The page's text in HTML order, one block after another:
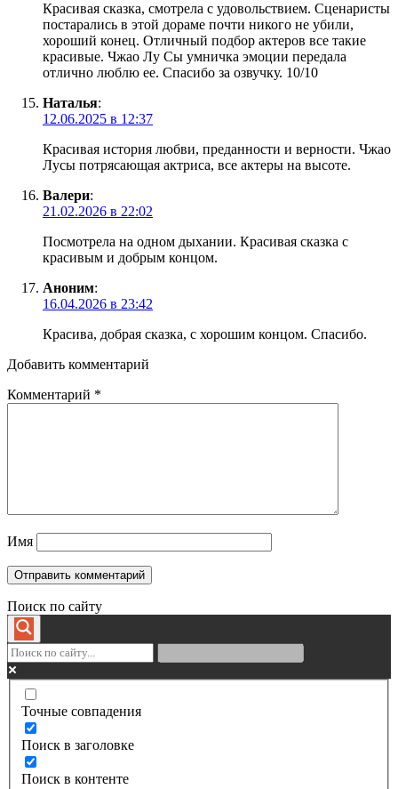
Красивая сказка, смотрела с удовольствием. Сценаристы
постарались в этой дораме почти никого не убили,
хороший конец. Отличный подбор актеров все такие
красивые. Чжао Лу Сы умничка эмоции передала
отлично люблю ее. Спасибо за озвучку. 10/10
Наталья:
12.06.2025 в 12:37
Красивая история любви, преданности и верности. Чжао
Лусы потрясающая актриса, все актеры на высоте.
Валери:
21.02.2026 в 22:02
Посмотрела на одном дыхании. Красивая сказка с
красивым и добрым концом.
Аноним:
16.04.2026 в 23:42
Красива, добрая сказка, с хорошим концом. Спасибо.
Добавить комментарий
Комментарий *
Имя
Поиск по сайту
Точные совпадения
Поиск в заголовке
Поиск в контенте